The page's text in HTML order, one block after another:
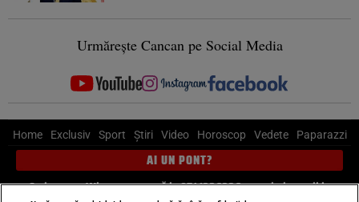
Urmărește Cancan pe Social Media
Home Exclusiv Sport Știri Video Horoscop Vedete Paparazzi
AI UN PONT?
Scrie-ne pe Whatsapp, sună la 0741226226 sau trimite mail la